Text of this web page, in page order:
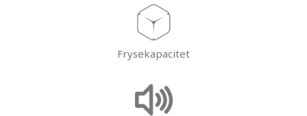
Frysekapacitet